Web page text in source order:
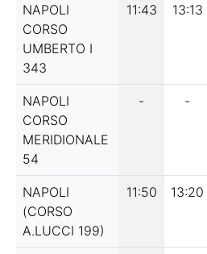
NAPOLI
CORSO
UMBERTO I
343
11:43 13:13
NAPOLI
CORSO
MERIDIONALE
54
- -
NAPOLI
(CORSO
A.LUCCI 199)
11:50 13:20